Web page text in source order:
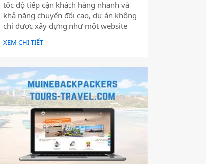
tốc độ tiếp cận khách hàng nhanh và
khả năng chuyển đổi cao, dự án không
chỉ được xây dựng như một website
giới thiệu thông tin, mà được định
hướng trở thành một công cụ hỗ trợ
XEM CHI TIẾT